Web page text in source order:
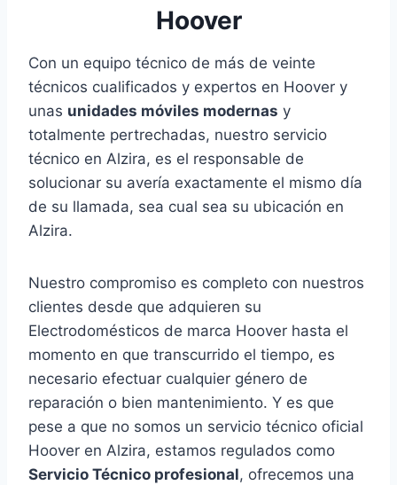
Hoover
Con un equipo técnico de más de veinte
técnicos cualificados y expertos en Hoover y
unas unidades móviles modernas y
totalmente pertrechadas, nuestro servicio
técnico en Alzira, es el responsable de
solucionar su avería exactamente el mismo día
de su llamada, sea cual sea su ubicación en
Alzira.
Nuestro compromiso es completo con nuestros
clientes desde que adquieren su
Electrodomésticos de marca Hoover hasta el
momento en que transcurrido el tiempo, es
necesario efectuar cualquier género de
reparación o bien mantenimiento. Y es que
pese a que no somos un servicio técnico oficial
Hoover en Alzira, estamos regulados como
Servicio Técnico profesional, ofrecemos una